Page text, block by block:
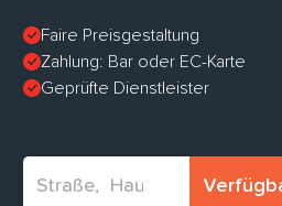
Faire Preisgestaltung
Zahlung: Bar oder EC-Karte
Geprüfte Dienstleister